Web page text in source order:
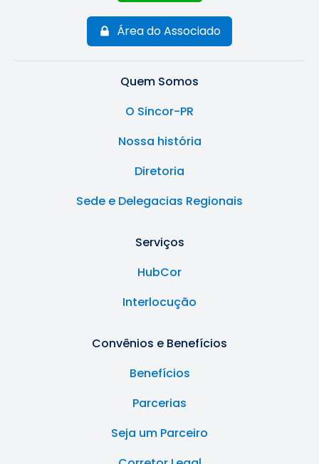
Área do Associado
Quem Somos
O Sincor-PR
Nossa história
Diretoria
Sede e Delegacias Regionais
Serviços
HubCor
Interlocução
Convênios e Benefícios
Benefícios
Parcerias
Seja um Parceiro